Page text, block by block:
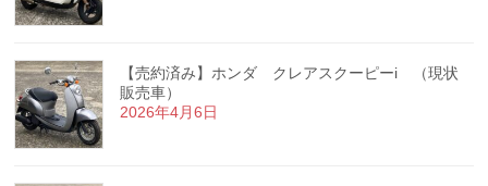
【売約済み】ホンダ クレアスクーピーi （現状
販売車）
2026年4月6日